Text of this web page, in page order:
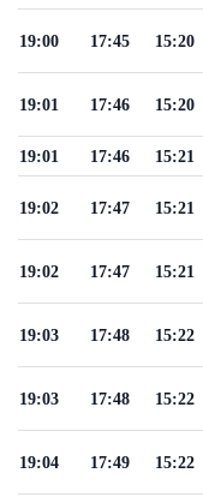
15:20
17:45
19:00
15:20
17:46
19:01
15:21
17:46
19:01
15:21
17:47
19:02
15:21
17:47
19:02
15:22
17:48
19:03
15:22
17:48
19:03
15:22
17:49
19:04